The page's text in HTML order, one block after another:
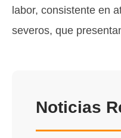
labor, consistente en
severos, que
Noticias